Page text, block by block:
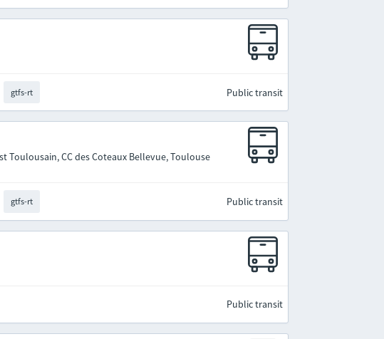
gtfs-rt Public transit
Toulousain, CC des Coteaux Bellevue, Toulouse
gtfs-rt Public transit
Public transit